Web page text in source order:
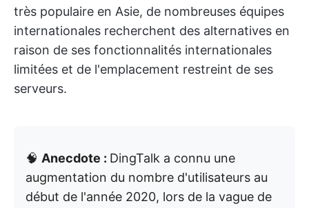
très populaire en Asie, de nombreuses équipes
internationales recherchent des alternatives en
raison de ses fonctionnalités internationales
limitées et de l'emplacement restreint de ses
serveurs.
🧠 Anecdote : DingTalk a connu une
augmentation du nombre d'utilisateurs au
début de l'année 2020, lors de la vague de